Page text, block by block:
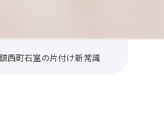
西町石室の片付け新常識